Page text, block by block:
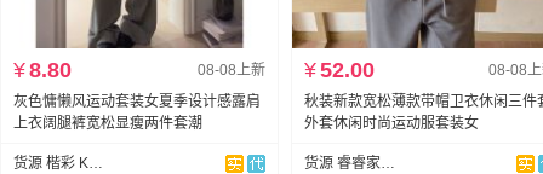
08-08上新
¥8.80
灰色慵懒风运动套装女夏季设计感露肩
上衣阔腿裤宽松显瘦两件套潮
货源 楷彩 KAICAI
08-08
¥52.00
秋装新款宽松薄款带帽卫衣休闲三件
外套休闲时尚运动服套装女
货源 睿睿家女装